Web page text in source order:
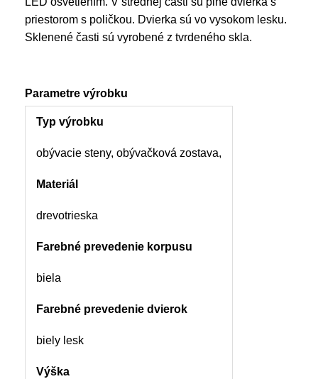
priestorom s poličkou. Dvierka sú vo vysokom lesku.
Sklenené časti sú vyrobené z tvrdeného skla.
Parametre výrobku
Typ výrobku
obývacie steny, obývačková zostava,
Materiál
drevotrieska
Farebné prevedenie korpusu
biela
Farebné prevedenie dvierok
biely lesk
Výška